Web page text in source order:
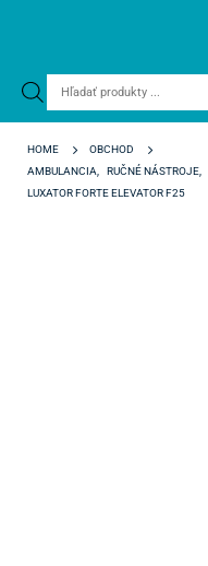
Products
HOME
OBCHOD
AMBULANCIA
RUČNÉ NÁSTROJE
LUXATOR FORTE ELEVATOR F25